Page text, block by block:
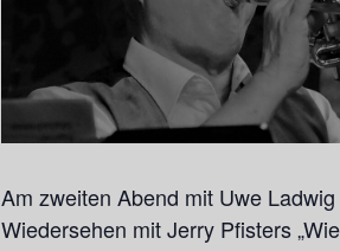
Am zweiten Abend mit Uwe
Wiedersehen mit Jerry Pfisters